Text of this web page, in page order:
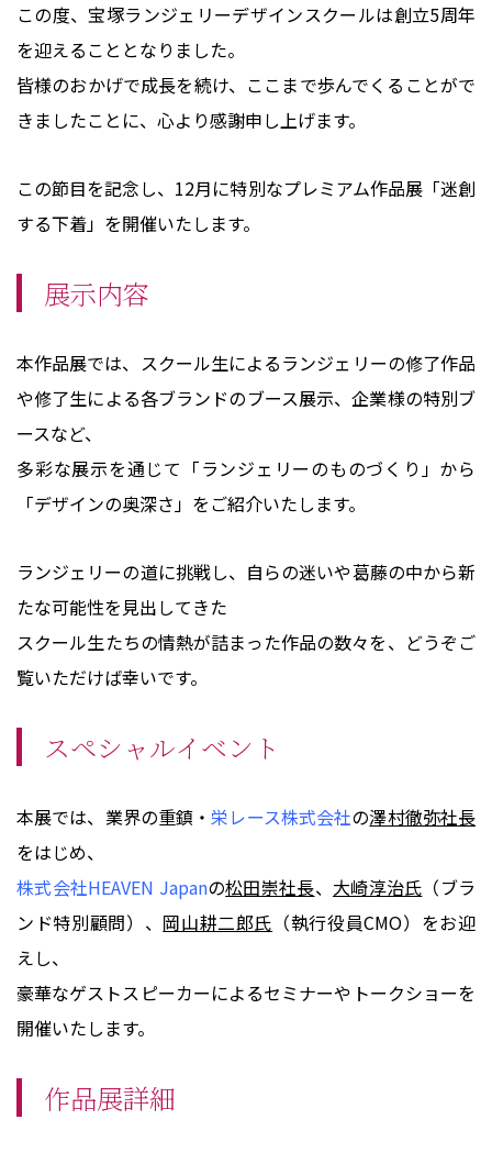
この度、宝塚ランジェリーデザインスクールは創立5周年
を迎えることとなりました。
皆様のおかげで成長を続け、ここまで歩んでくることがで
きましたことに、心より感謝申し上げます。
この節目を記念し、12月に特別なプレミアム作品展「迷創
する下着」を開催いたします。
展示内容
本作品展では、スクール生によるランジェリーの修了作品
や修了生による各ブランドのブース展示、企業様の特別ブ
ースなど、
多彩な展示を通じて「ランジェリーのものづくり」から
「デザインの奥深さ」をご紹介いたします。
ランジェリーの道に挑戦し、自らの迷いや葛藤の中から新
たな可能性を見出してきた
スクール生たちの情熱が詰まった作品の数々を、どうぞご
覧いただけば幸いです。
スペシャルイベント
本展では、業界の重鎮・栄レース株式会社の澤村徹弥社長
をはじめ、
株式会社HEAVEN Japanの松田崇社長、 大崎淳治氏 （ブラ
ンド特別顧問）、 岡山耕二郎氏 （執行役員CMO）をお迎
えし、
豪華なゲストスピーカーによるセミナーやトークショーを
開催いたします。
作品展詳細